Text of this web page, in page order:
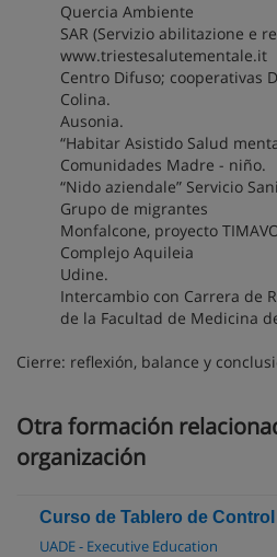
Quercia Ambiente
SAR (Servizio abilitazione e
www.triestesalutementale.it
Centro Difuso; cooperativas
Colina.
Ausonia.
“Habitar Asistido Salud
Comunidades Madre - niño.
“Nido aziendale” Servicio
Grupo de migrantes
Monfalcone, proyecto
Complejo Aquileia
Udine.
Intercambio con Carrera de
de la Facultad de Medicina
Cierre: reflexión, balance y
Otra formación
organización
Curso de Tablero de Control
UADE - Executive Education